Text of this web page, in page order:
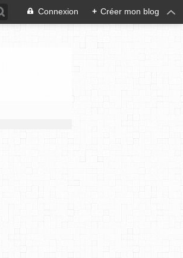
Connexion + Créer mon blog